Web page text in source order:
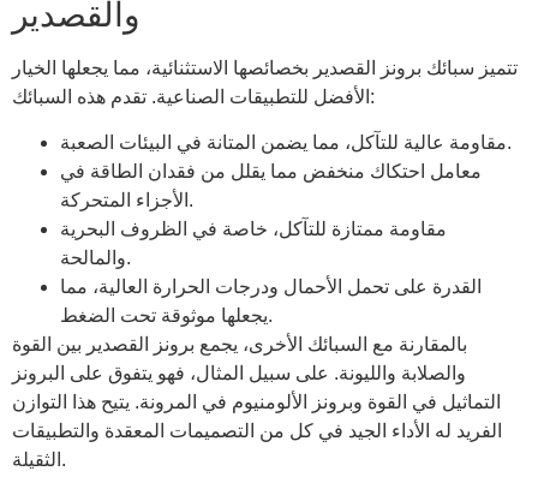
والقصدير
تتميز سبائك برونز القصدير بخصائصها الاستثنائية، مما يجعلها الخيار
الأفضل للتطبيقات الصناعية. تقدم هذه السبائك:
مقاومة عالية للتآكل، مما يضمن المتانة في البيئات الصعبة.
معامل احتكاك منخفض مما يقلل من فقدان الطاقة في
الأجزاء المتحركة.
مقاومة ممتازة للتآكل، خاصة في الظروف البحرية
والمالحة.
القدرة على تحمل الأحمال ودرجات الحرارة العالية، مما
يجعلها موثوقة تحت الضغط.
بالمقارنة مع السبائك الأخرى، يجمع برونز القصدير بين القوة
والصلابة والليونة. على سبيل المثال، فهو يتفوق على البرونز
التماثيل في القوة وبرونز الألومنيوم في المرونة. يتيح هذا التوازن
الفريد له الأداء الجيد في كل من التصميمات المعقدة والتطبيقات
الثقيلة.